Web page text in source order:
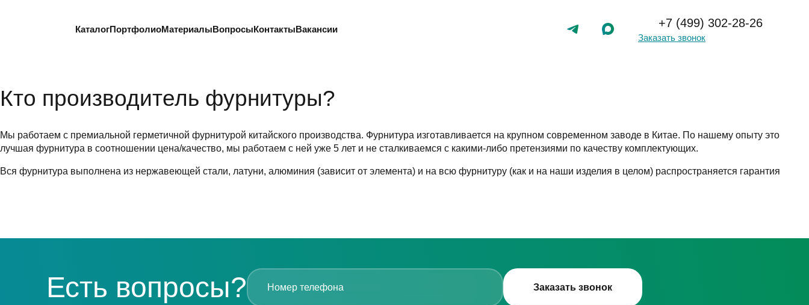
КаталогПортфолиоМатериалыВопросыКонтактыВакансии +7 (499) 302-28-26
Заказать звонок
Кто производитель фурнитуры?
Мы работаем с премиальной герметичной фурнитурой китайского производства. Фурнитура изготавливается на крупном современном заводе в Китае. По нашему опыту это
лучшая фурнитура в соотношении цена/качество, мы работаем с ней уже 5 лет и не сталкиваемся с какими-либо претензиями по качеству комплектующих.
Вся фурнитура выполнена из нержавеющей стали, латуни, алюминия (зависит от элемента) и на всю фурнитуру (как и на наши изделия в целом) распространяется гарантия
Есть вопросы? Заказать звонок